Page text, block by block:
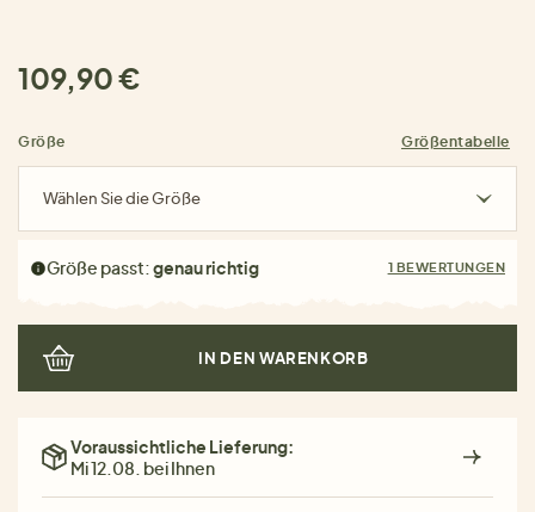
109,90 €
Größe Größentabelle
Wählen Sie die Größe
Größe passt:genau richtig 1 BEWERTUNGEN
IN DEN WARENKORB
Voraussichtliche Lieferung:
Mi 12.08. bei Ihnen